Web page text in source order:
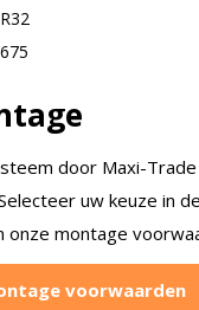
door Maxi-
uw keuze in
onze montage
voorwaarden